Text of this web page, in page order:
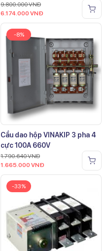
9.800.000VNĐ
6.174.000 VNĐ
-8%
Cầu dao hộp VINAKIP 3 pha 4
cực 100A 660V
1.790.640VNĐ
1.665.000 VNĐ
-33%